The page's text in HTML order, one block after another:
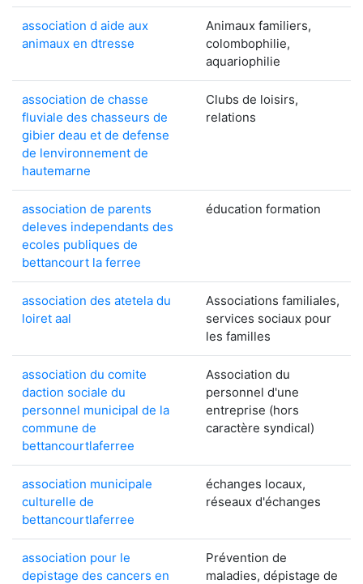
association d aide aux
animaux en dtresse
Animaux familiers,
colombophilie,
aquariophilie
association de chasse
fluviale des chasseurs de
gibier deau et de defense
de lenvironnement de
hautemarne
Clubs de loisirs,
relations
association de parents
deleves independants des
ecoles publiques de
bettancourt la ferree
éducation formation
association des atetela du
loiret aal
Associations familiales,
services sociaux pour
les familles
association du comite
daction sociale du
personnel municipal de la
commune de
bettancourtlaferree
Association du
personnel d'une
entreprise (hors
caractère syndical)
association municipale
culturelle de
bettancourtlaferree
échanges locaux,
réseaux d'échanges
association pour le
depistage des cancers en
Prévention de
maladies, dépistage de